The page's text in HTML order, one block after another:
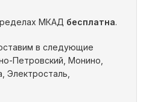
МКАД бесплатна.
в следующие
Петровский, Монино,
Электросталь,